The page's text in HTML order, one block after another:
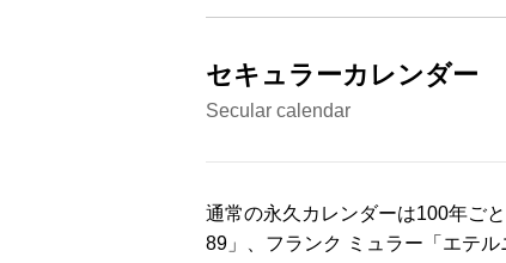
セキュラーカレンダー
Secular calendar
通常の永久カレンダーは100年ご
89」、フランク ミュラー「エテ